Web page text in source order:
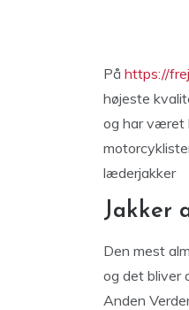
På https://
højeste
og har været
læderjakker
Jakker
Den mest
og det bliver
Anden